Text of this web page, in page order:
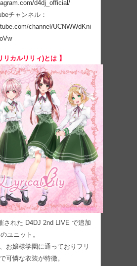
d4dj_official/
チャンネル：
channel/UCNWWdKni
カルリリィ)とは 】
された D4DJ 2nd LIVE で追加
ユニット。
お嬢様学園に通っておりフリ
可憐な衣装が特徴。